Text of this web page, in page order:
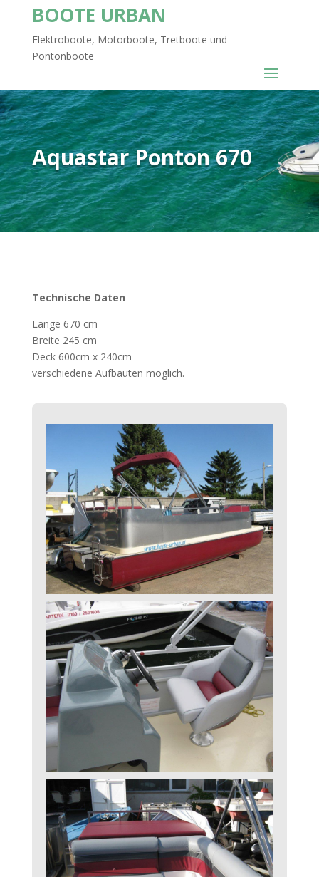
BOOTE URBAN
Elektroboote, Motorboote, Tretboote und
Pontonboote
Aquastar Ponton 670
Technische Daten
Länge 670 cm
Breite 245 cm
Deck 600cm x 240cm
verschiedene Aufbauten möglich.